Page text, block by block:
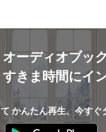
オーディオブッ
すきま時間にイ
かんたん再生、今すぐ